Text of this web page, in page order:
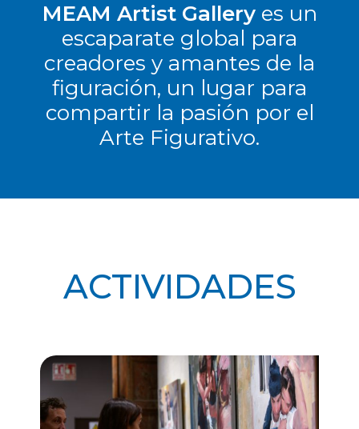
MEAM Artist Galleryes un
escaparate global para
creadores y amantes de la
figuración, un lugar para
compartir la pasión por el
Arte Figurativo.
ACTIVIDADES